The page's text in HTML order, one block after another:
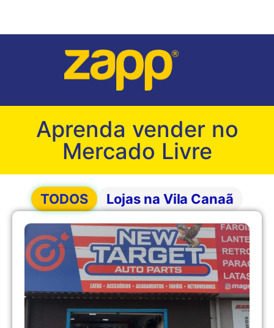
Aprenda vender no
Mercado Livre
Lojas na Vila Canaã
TODOS